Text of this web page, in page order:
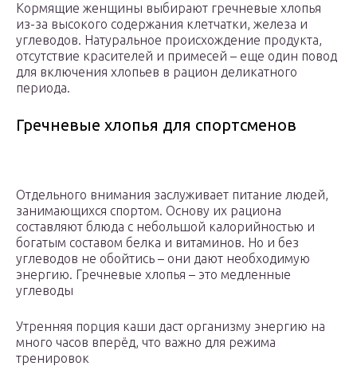
Кормящие женщины выбирают гречневые хлопья
из-за высокого содержания клетчатки, железа и
углеводов. Натуральное происхождение продукта,
отсутствие красителей и примесей – еще один повод
для включения хлопьев в рацион деликатного
периода.
Гречневые хлопья для спортсменов
Отдельного внимания заслуживает питание людей,
занимающихся спортом. Основу их рациона
составляют блюда с небольшой калорийностью и
богатым составом белка и витаминов. Но и без
углеводов не обойтись – они дают необходимую
энергию. Гречневые хлопья – это медленные
углеводы
Утренняя порция каши даст организму энергию на
много часов вперёд, что важно для режима
тренировок